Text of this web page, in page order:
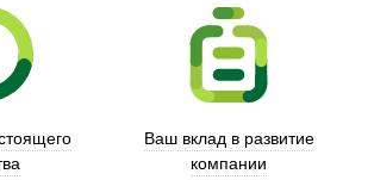
Ваш вклад в развитие
компании